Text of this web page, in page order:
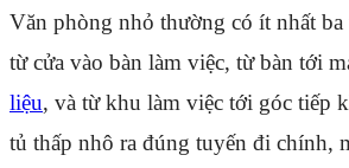
Văn phòng nhỏ thường có ít nhất
từ cửa vào bàn làm việc, từ bàn tới
liệu, và từ khu làm việc tới góc tiếp
tủ thấp nhô ra đúng tuyến đi chính,